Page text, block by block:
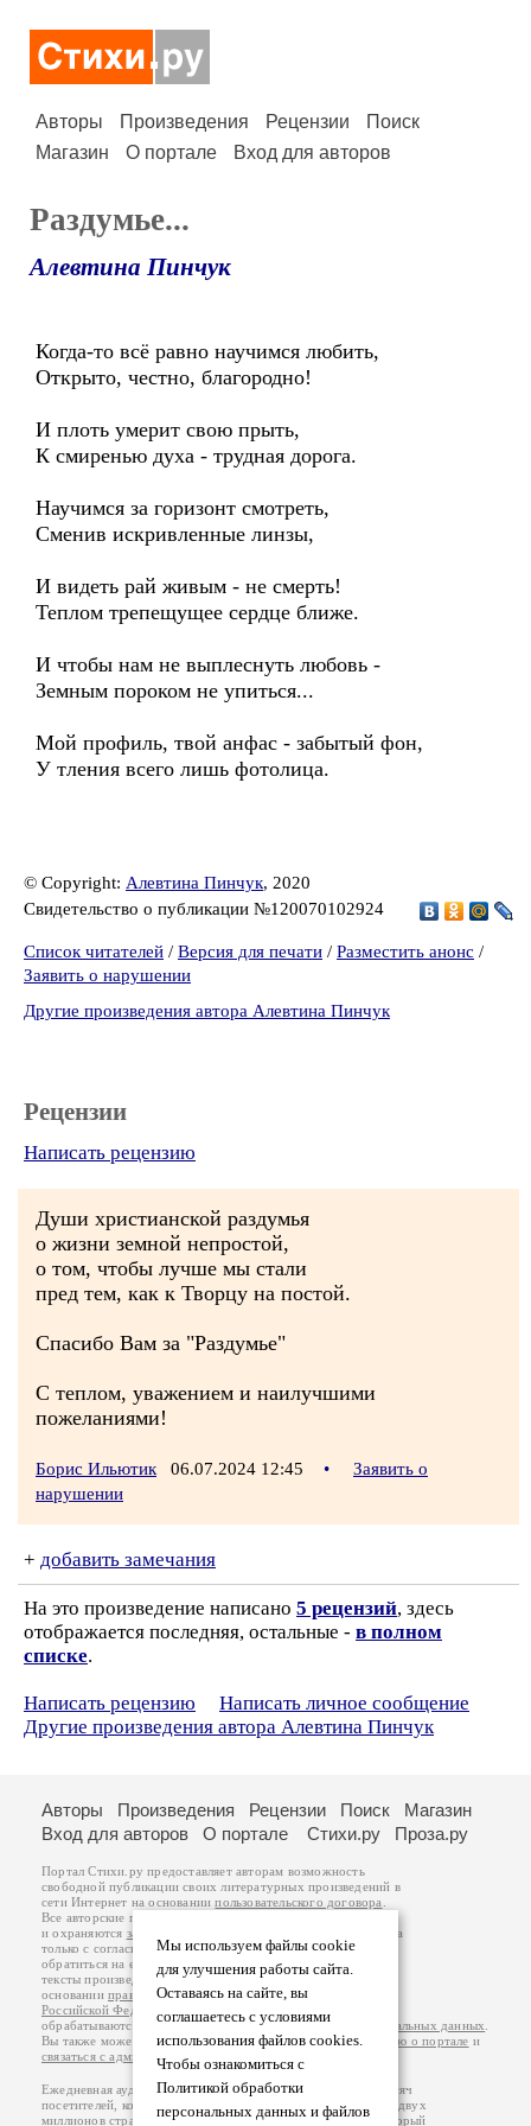
Авторы Произведения Рецензии
Поиск
Магазин
О портале Вход для авторов
Раздумье...
Алевтина Пинчук
Когда-то всё равно научимся любить,
Открыто, честно, благородно!
И плоть умерит свою прыть,
К смиренью духа - трудная дорога.
Научимся за горизонт смотреть,
Сменив искривленные линзы,
И видеть рай живым - не смерть!
Теплом трепещущее сердце ближе.
И чтобы нам не выплеснуть любовь -
Земным пороком не упиться...
Мой профиль, твой анфас - забытый фон,
У тления всего лишь фотолица.
© Copyright: Алевтина Пинчук, 2020
Свидетельство о публикации №120070102924
Список читателей / Версия для печати / Разместить анонс /
Заявить о нарушении
Другие произведения автора Алевтина Пинчук
Рецензии
Написать рецензию
Души христианской раздумья
о жизни земной непростой,
о том, чтобы лучше мы стали
пред тем, как к Творцу на постой.
Спасибо Вам за "Раздумье"
С теплом, уважением и наилучшими
пожеланиями!
Борис Ильютик 06.07.2024 12:45 •
Заявить о
нарушении
+ добавить замечания
На это произведение написано 5 рецензий, здесь
отображается последняя, остальные - в полном
списке.
Написать рецензию
Написать личное сообщение
Другие произведения автора Алевтина Пинчук
Мы используем файлы cookie
для улучшения работы сайта.
Оставаясь на сайте, вы
соглашаетесь с условиями
использования файлов cookies.
Чтобы ознакомиться с
Политикой обработки
персональных данных и файлов
Авторы Произведения Рецензии Поиск
Магазин
Вход для авторов
О портале Стихи.ру Проза.ру
Портал Стихи.ру предоставляет авторам возможность
свободной публикации своих литературных произведений в
сети Интернет на основаниипользовательского договора
Все авторские права на произведения принадлежат авторам
и охраняются законом
. Перепечатка произведений возможна
только с согласия его автора, к которому вы можете
обратиться на его авторской странице. Ответственность за
тексты произведений авторы несут самостоятельно на
основанииправил публикацииизаконодательства
Российской Федерации
обрабатываются на основанииПолитики обработки персональных данных
Вы также можете посмотреть более подробнуюинформацию о портале и
связаться с администрацией
Ежедневная аудитория портала Стихи.ру – порядка 200 тысяч
посетителей, которые в общей сумме просматривают более двух
миллионов страниц по данным счетчика посещаемости, который